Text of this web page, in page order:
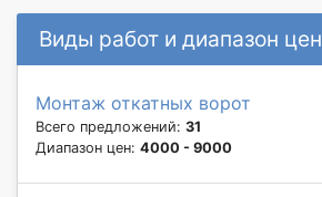
Виды работ и диапазон цен
Монтаж откатных ворот
Всего предложений: 31
Диапазон цен: 4000 - 9000